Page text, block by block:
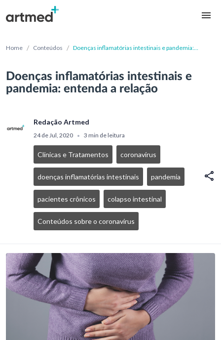
Home / Conteúdos / Doenças inflamatórias intestinais e pandemia:
Doenças inflamatórias intestinais e
pandemia: entenda a relação
Redação Artmed
24 de Jul, 2020 • 3 min de leitura
Clínicas e Tratamentos coronavírus
doenças inflamatórias intestinais pandemia
pacientes crônicos colapso intestinal
Conteúdos sobre o coronavírus